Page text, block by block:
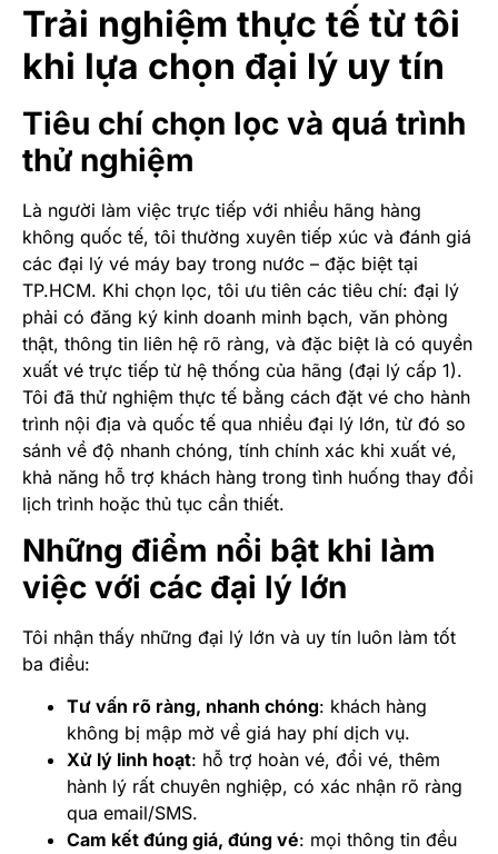
Trải nghiệm thực tế từ tôi
khi lựa chọn đại lý uy tín
Tiêu chí chọn lọc và quá trình
thử nghiệm
Là người làm việc trực tiếp với nhiều hãng hàng
không quốc tế, tôi thường xuyên tiếp xúc và đánh giá
các đại lý vé máy bay trong nước – đặc biệt tại
TP.HCM. Khi chọn lọc, tôi ưu tiên các tiêu chí: đại lý
phải có đăng ký kinh doanh minh bạch, văn phòng
thật, thông tin liên hệ rõ ràng, và đặc biệt là có quyền
xuất vé trực tiếp từ hệ thống của hãng (đại lý cấp 1).
Tôi đã thử nghiệm thực tế bằng cách đặt vé cho hành
trình nội địa và quốc tế qua nhiều đại lý lớn, từ đó so
sánh về độ nhanh chóng, tính chính xác khi xuất vé,
khả năng hỗ trợ khách hàng trong tình huống thay đổi
lịch trình hoặc thủ tục cần thiết.
Những điểm nổi bật khi làm
việc với các đại lý lớn
Tôi nhận thấy những đại lý lớn và uy tín luôn làm tốt
ba điều:
Tư vấn rõ ràng, nhanh chóng: khách hàng
không bị mập mờ về giá hay phí dịch vụ.
Xử lý linh hoạt: hỗ trợ hoàn vé, đổi vé, thêm
hành lý rất chuyên nghiệp, có xác nhận rõ ràng
qua email/SMS.
Cam kết đúng giá, đúng vé: mọi thông tin đều